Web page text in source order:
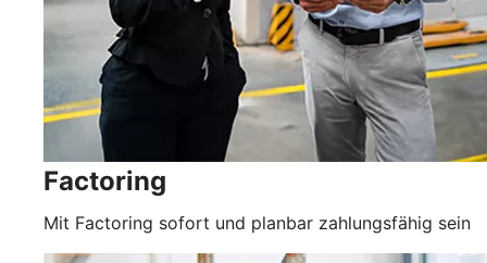
Factoring
Mit Factoring sofort und planbar zahlungsfähig sein